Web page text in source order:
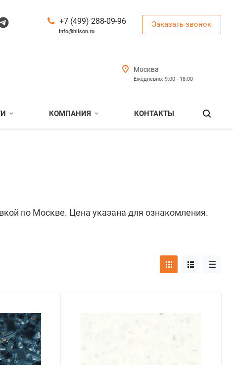
+7 (499) 288-09-96
info@hilson.ru
Заказать звонок
Москва
Ежедневно: 9:00 - 18:00
КОМПАНИЯ КОНТАКТЫ
по Москве. Цена указана для ознакомления.